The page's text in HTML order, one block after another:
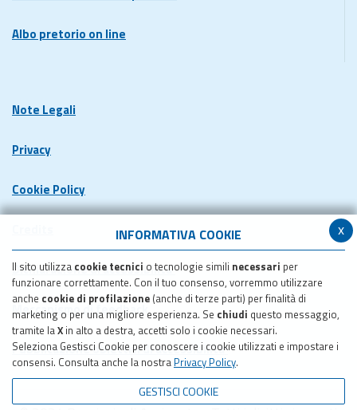
x
INFORMATIVA COOKIE
Il sito utilizza cookie tecnici o tecnologie simili necessari per
funzionare correttamente. Con il tuo consenso, vorremmo utilizzare
anche cookie di profilazione (anche di terze parti) per finalità di
marketing o per una migliore esperienza. Se chiudi questo messaggio,
tramite laX in alto a destra, accetti solo i cookie necessari.
Seleziona Gestisci Cookie per conoscere i cookie utilizzati e impostare i
consensi. Consulta anche la nostra Privacy Policy.
GESTISCI COOKIE
Albo pretorio on line
Note Legali
Privacy
Cookie Policy
Dichiarazione di accessibilita'
Meccanismo di feedback
Pubblicazione obiettivi di accessibilita'